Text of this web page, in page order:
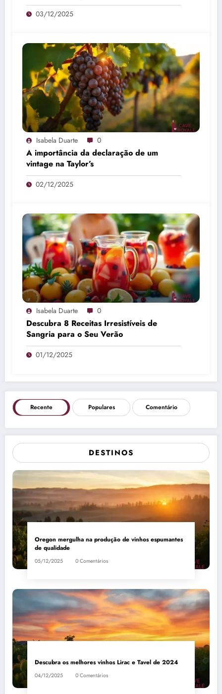
03/12/2025
Isabela Duarte 0
A importância da declaração de um
vintage na Taylor’s
02/12/2025
Isabela Duarte 0
Descubra 8 Receitas Irresistíveis de
Sangria para o Seu Verão
01/12/2025
Recente Populares Comentário
DESTINOS
Oregon mergulha na produção de vinhos espumantes
de qualidade
05/12/2025 0 Comentários
Descubra os melhores vinhos Lirac e Tavel de 2024
04/12/2025 0 Comentários